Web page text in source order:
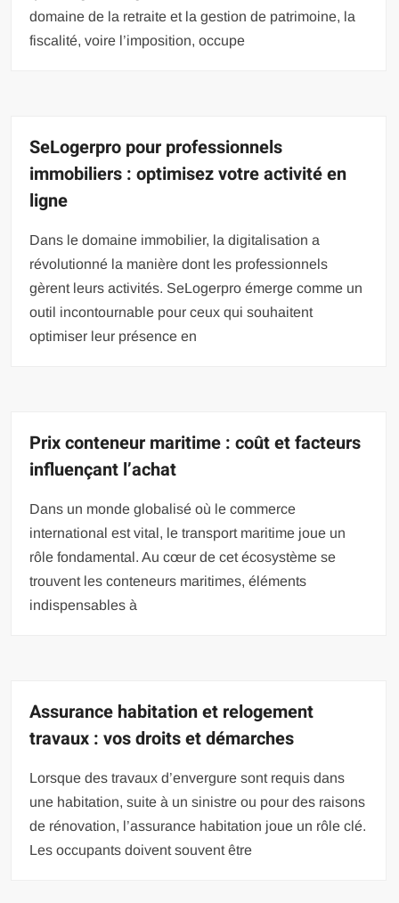
domaine de la retraite et la gestion de patrimoine, la
fiscalité, voire l’imposition, occupe
SeLogerpro pour professionnels
immobiliers : optimisez votre activité en
ligne
Dans le domaine immobilier, la digitalisation a
révolutionné la manière dont les professionnels
gèrent leurs activités. SeLogerpro émerge comme un
outil incontournable pour ceux qui souhaitent
optimiser leur présence en
Prix conteneur maritime : coût et facteurs
influençant l’achat
Dans un monde globalisé où le commerce
international est vital, le transport maritime joue un
rôle fondamental. Au cœur de cet écosystème se
trouvent les conteneurs maritimes, éléments
indispensables à
Assurance habitation et relogement
travaux : vos droits et démarches
Lorsque des travaux d’envergure sont requis dans
une habitation, suite à un sinistre ou pour des raisons
de rénovation, l’assurance habitation joue un rôle clé.
Les occupants doivent souvent être